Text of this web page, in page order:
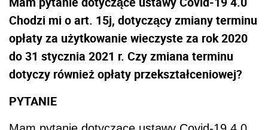
Chodzi mi o art. 15j, dotyczący zmiany terminu
opłaty za użytkowanie wieczyste za rok 2020
do 31 stycznia 2021 r. Czy zmiana terminu
dotyczy również opłaty przekształceniowej?
PYTANIE